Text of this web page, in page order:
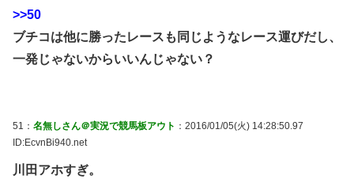
>>50
ブチコは他に勝ったレースも同じようなレース運びだし、
一発じゃないからいいんじゃない？
51： 名無しさん＠実況で競馬板アウト ：2016/01/05(火) 14:28:50.97
ID:EcvnBi940.net
川田アホすぎ。